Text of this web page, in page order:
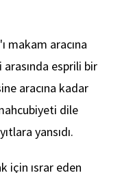
makam aracına
esprili bir
aracına kadar
dile
yansıdı.
için ısrar eden